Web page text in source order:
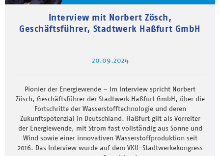
Interview mit Norbert Zösch,
Geschäftsführer, Stadtwerk Haßfurt GmbH
20.09.2024
Pionier der Energiewende – Im Interview spricht Norbert
Zösch, Geschäftsführer der Stadtwerk Haßfurt GmbH, über die
Fortschritte der Wasserstofftechnologie und deren
Zukunftspotenzial in Deutschland. Haßfurt gilt als Vorreiter
der Energiewende, mit Strom fast vollständig aus Sonne und
Wind sowie einer innovativen Wasserstoffproduktion seit
2016. Das Interview wurde auf dem VKU-Stadtwerkekongress